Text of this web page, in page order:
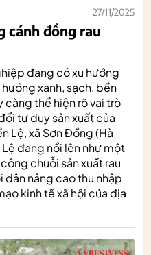
27/11/2025
cánh đồng rau
đang có xu hướng
xanh, sạch, bền
càng thể hiện rõ vai trò
tư duy sản xuất của
Lệ, xã Sơn Đồng (Hà
đang nổi lên như một
chuỗi sản xuất rau
dân nâng cao thu nhập
kinh tế xã hội của địa